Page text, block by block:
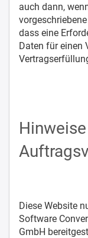
auch dann,
dass eine
Daten für einen
Diese Website
Software
GmbH